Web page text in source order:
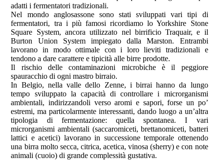
adatti i fermentatori tradizionali.
Nel mondo anglosassone sono stati sviluppati vari tipi di
fermentatori, tra i più famosi ricordiamo lo Yorkshire Stone
Square System, ancora utilizzato nel birrificio Traquair, e il
Burton Union System impiegato dalla Marston. Entrambi
lavorano in modo ottimale con i loro lieviti tradizionali e
tendono a dare carattere e tipicità alle birre prodotte.
Il rischio delle contaminazioni microbiche è il peggiore
spauracchio di ogni mastro birraio.
In Belgio, nella valle dello Zenne, i birrai hanno da lungo
tempo sviluppato la capacità di controllare i microrganismi
ambientali, indirizzandoli verso aromi e sapori, forse un po’
estremi, ma particolarmente interessanti, dando luogo a un’altra
tipologia di fermentazione: quella spontanea. I vari
microrganismi ambientali (saccaromiceti, brettanomiceti, batteri
lattici e acetici) lavorano in successione temporale ottenendo
una birra molto secca, citrica, acetica, vinosa (sherry) e con note
animali (cuoio) di grande complessità gustativa.